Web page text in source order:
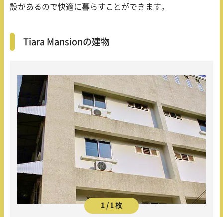
設があるので快適に暮らすことができます。
Tiara Mansionの建物
1 / 1 枚